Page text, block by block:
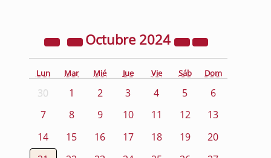
Octubre 2024
Lun Mar Mié Jue Vie Sáb Dom
30 1 2 3 4 5
6
7
8 9 10 11 12
13
14
15 16 17 18 19
20